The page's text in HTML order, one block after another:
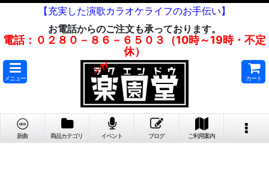
【充実した演歌カラオケライフのお手伝い】
お電話からのご注文も承っております。
電話：０２８０－８６－６５０３（10時～19時・不定
休）
メニュー カート
新曲 商品カテゴリ イベント ブログ ご利用案内